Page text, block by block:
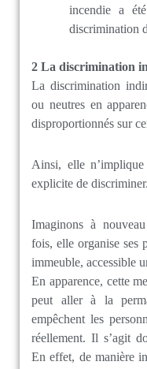
incendie a
discrimination
2 La discrimination
La discrimination
ou neutres en
disproportionnés sur
Ainsi, elle n’implique
explicite de discriminer.
Imaginons à
fois, elle organise ses
immeuble, accessible
En apparence, cette
peut aller à la
empêchent les
réellement. Il s’agit
En effet, de manière